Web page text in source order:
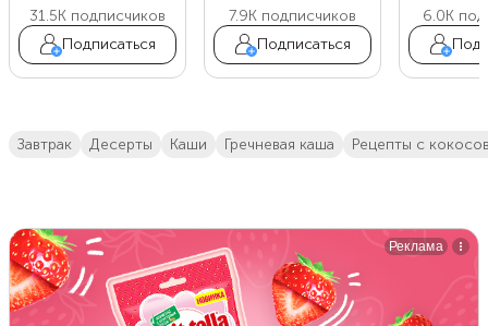
31.5K подписчиков
Подписаться
7.9K подписчиков
Подписаться
6.0K
завтрак десерты каши гречневая каша рецепты с